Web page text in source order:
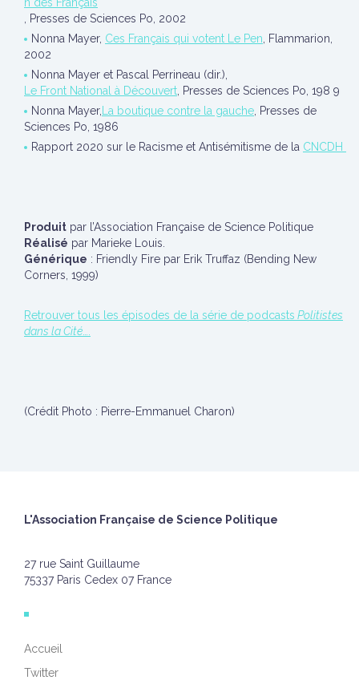
, Presses de Sciences Po, 2002
Nonna Mayer, Ces Français qui votent Le Pen , Flammarion,
2002
Nonna Mayer et Pascal Perrineau (dir.),
Le Front National à Découvert , Presses de Sciences Po, 198 9
Nonna Mayer,
La boutique contre la gauche , Presses de
Sciences Po, 1986
Rapport 2020 sur le Racisme et Antisémitisme de la CNCDH
Produit par l’Association Française de Science Politique
Réalisé par Marieke Louis.
Générique : Friendly Fire par Erik Truffaz (Bending New
Corners, 1999)
Retrouver tous les épisodes de la série de podcasts Politistes
dans la Cité
(Crédit Photo : Pierre-Emmanuel Charon)
L'Association Française de Science Politique
27 rue Saint Guillaume
75337 Paris Cedex 07 France
Accueil
Twitter